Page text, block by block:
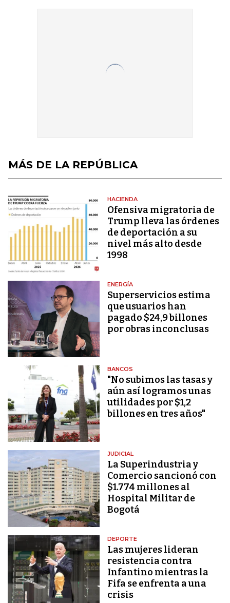
MÁS DE LA REPÚBLICA
HACIENDA
Ofensiva migratoria de
Trump lleva las órdenes
de deportación a su
nivel más alto desde
1998
ENERGÍA
Superservicios estima
que usuarios han
pagado $24,9 billones
por obras inconclusas
BANCOS
"No subimos las tasas y
aún así logramos unas
utilidades por $1,2
billones en tres años"
JUDICIAL
La Superindustria y
Comercio sancionó con
$1.774 millones al
Hospital Militar de
Bogotá
DEPORTE
Las mujeres lideran
resistencia contra
Infantino mientras la
Fifa se enfrenta a una
crisis